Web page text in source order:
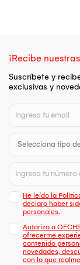
¡Recibe
Suscríbete y
exclusivas y
He leído la
declaro haber
personales.
Autorizo a
ofrecerme
contenido
novedades,
con lo que